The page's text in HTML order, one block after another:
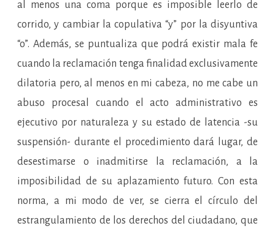
al menos una coma porque es imposible leerlo de
corrido, y cambiar la copulativa “y” por la disyuntiva
“o”. Además, se puntualiza que podrá existir mala fe
cuando la reclamación tenga finalidad exclusivamente
dilatoria pero, al menos en mi cabeza, no me cabe un
abuso procesal cuando el acto administrativo es
ejecutivo por naturaleza y su estado de latencia -su
suspensión- durante el procedimiento dará lugar, de
desestimarse o inadmitirse la reclamación, a la
imposibilidad de su aplazamiento futuro. Con esta
norma, a mi modo de ver, se cierra el círculo del
estrangulamiento de los derechos del ciudadano, que